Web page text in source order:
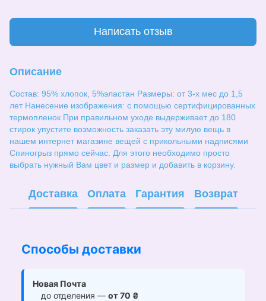
Написать отзыв
Описание
Состав: 95% хлопок, 5%эластан Размеры: от 3-х мес до 1,5
лет Нанесение изображения: с помощью сертифицированных
термопленок При правильном уходе выдерживает до 180
стирок упустите возможность заказать эту милую вещь в
нашем интернет магазине вещей с прикольными надписями
Спиногрыз прямо сейчас. Для этого необходимо просто
выбрать нужный Вам цвет и размер и добавить в корзину.
Доставка Оплата Гарантия Возврат
Способы доставки
Новая Почта
до отделения — от 70 ₴